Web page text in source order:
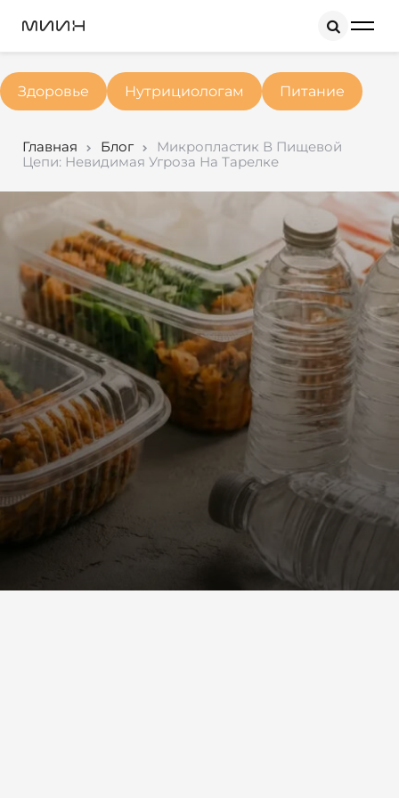
Здоровье Нутрициологам Питание
Главная Блог
Микропластик В Пищевой
Цепи: Невидимая Угроза На Тарелке